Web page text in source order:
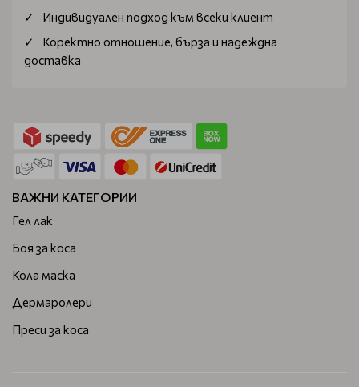
Индивидуален подход към всеки клиент
Коректно отношение, бърза и надеждна
доставка
ВАЖНИ КАТЕГОРИИ
Гел лак
Боя за коса
Кола маска
Дермаролери
Преси за коса